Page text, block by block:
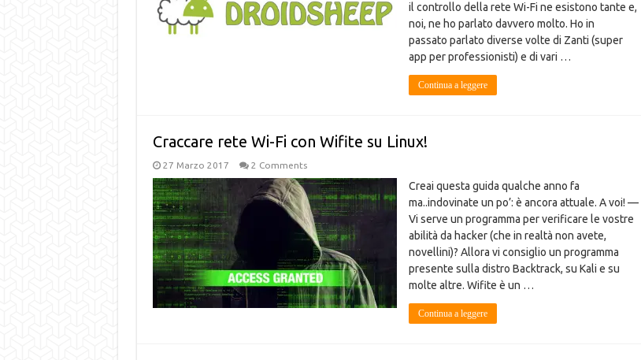
il controllo della rete Wi-Fi ne esistono tante e,
noi, ne ho parlato davvero molto. Ho in
passato parlato diverse volte di Zanti (super
app per professionisti) e di vari …
Continua a leggere
Craccare rete Wi-Fi con Wifite su Linux!
27 Marzo 2017 2 Comments
Creai questa guida qualche anno fa
ma..indovinate un po’: è ancora attuale. A voi! —
Vi serve un programma per verificare le vostre
abilità da hacker (che in realtà non avete,
novellini)? Allora vi consiglio un programma
presente sulla distro Backtrack, su Kali e su
molte altre. Wifite è un …
Continua a leggere